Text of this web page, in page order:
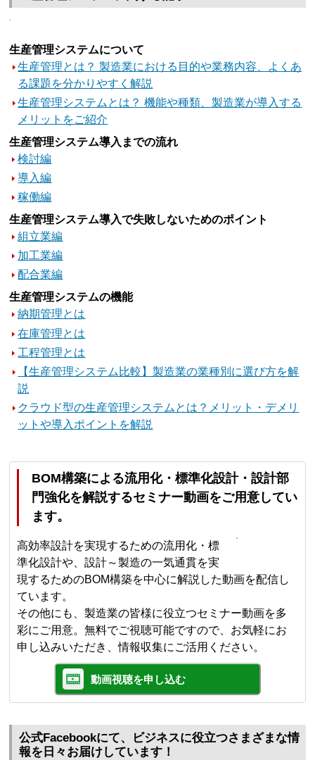
生産管理システムについて
生産管理とは？ 製造業における目的や業務内容、よくあ
る課題を分かりやすく解説
生産管理システムとは？ 機能や種類、製造業が導入する
メリットをご紹介
生産管理システム導入までの流れ
検討編
導入編
稼働編
生産管理システム導入で失敗しないためのポイント
組立業編
加工業編
配合業編
生産管理システムの機能
納期管理とは
在庫管理とは
工程管理とは
【生産管理システム比較】製造業の業種別に選び方を解
説
クラウド型の生産管理システムとは？メリット・デメリ
ットや導入ポイントを解説
BOM構築による流用化・標準化設計・設計部
門強化を解説するセミナー動画をご用意してい
ます。
高効率設計を実現するための流用化・標
準化設計や、設計～製造の一気通貫を実
現するためのBOM構築を中心に解説した動画を配信し
ています。
その他にも、製造業の皆様に役立つセミナー動画を多
彩にご用意。無料でご視聴可能ですので、お気軽にお
申し込みいただき、情報収集にご活用ください。
動画視聴を申し込む
公式Facebookにて、ビジネスに役立つさまざまな情
報を日々お届けしています！